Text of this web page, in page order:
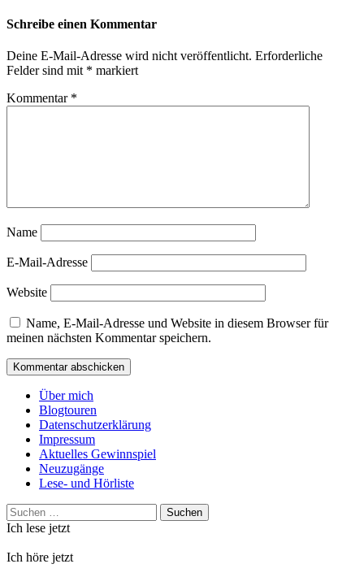
Schreibe einen Kommentar
Deine E-Mail-Adresse wird nicht veröffentlicht. Erforderliche
Felder sind mit * markiert
Kommentar *
Name
E-Mail-Adresse
Website
Name, E-Mail-Adresse und Website in diesem Browser für
meinen nächsten Kommentar speichern.
Über mich
Blogtouren
Datenschutzerklärung
Impressum
Aktuelles Gewinnspiel
Neuzugänge
Lese- und Hörliste
Suchen
nach:
Ich lese jetzt
Ich höre jetzt